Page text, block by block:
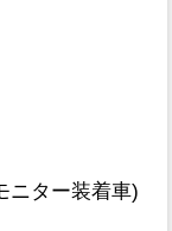
ニター装着車)